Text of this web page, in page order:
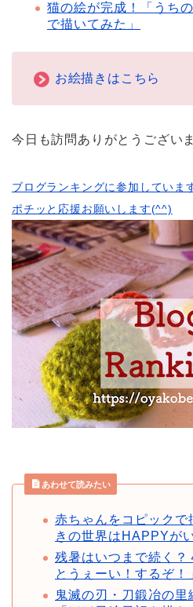
猫の絵が完成！「うち
で描いてみた」
お絵描きはこちら
今日も訪問ありがとうござい
ブログランキングに参加していま
ポチッと応援お願いします(^^)
あわせて読みたい
赤ちゃんをコピックで
きの世界はHAPPYが
残暑はいつまで続く？
とうぇーい！するぞ！
鬼滅の刃・刀鍛冶の